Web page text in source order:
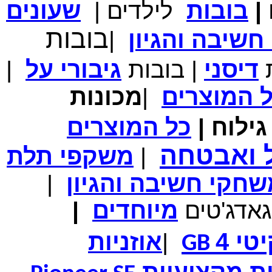
₪700.00 מחיר שוק
₪339.00 המחיר שלך
משלוח חינם
במבצע תיק לנשיאת מחשב נייד 10.1 אינץ' בצבע ורוד בעל
₪150.00 מחיר שוק
₪99.00 המחיר שלך
₪104.00 המחיר כולל משלוח :
נרתיק עור יוקרתי עבור אייפוד וידאו 60GB\80GB \שחור
| בובות לילדים |
שעונים
והגיון
|בובות
דיסני | בובות גיבורי על
|
המוצרים |מכונות
| כל המוצרים
ואבטחה | משקפי תלת
חשיבה והגיון
|
גאדג'טים מיוחדים |
4
GB
|אוזניות